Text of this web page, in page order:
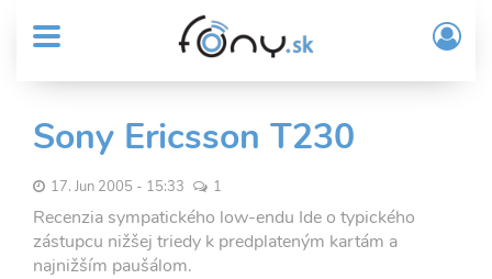
obsah
MENU
Sub
Header
menu
User
account
menu
/
Sony Ericsson T230
17. Jun 2005 - 15:33 1
Recenzia sympatického low-endu Ide o typického
zástupcu nižšej triedy k predplateným kartám a
najnižším paušálom.